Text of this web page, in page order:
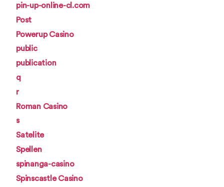
pin-up-online-cl.com
Post
Powerup Casino
public
publication
q
r
Roman Casino
s
Satelite
Spellen
spinanga-casino
Spinscastle Casino